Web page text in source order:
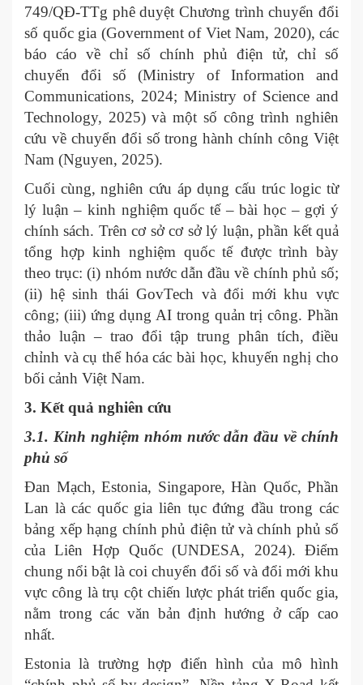
749/QĐ-TTg phê duyệt Chương trình chuyển đổi
số quốc gia (Government of Viet Nam, 2020), các
báo cáo về chỉ số chính phủ điện tử, chỉ số
chuyển đổi số (Ministry of Information and
Communications, 2024; Ministry of Science and
Technology, 2025) và một số công trình nghiên
cứu về chuyển đổi số trong hành chính công Việt
Nam (Nguyen, 2025).
Cuối cùng, nghiên cứu áp dụng cấu trúc logic từ
lý luận – kinh nghiệm quốc tế – bài học – gợi ý
chính sách. Trên cơ sở cơ sở lý luận, phần kết quả
tổng hợp kinh nghiệm quốc tế được trình bày
theo trục: (i) nhóm nước dẫn đầu về chính phủ số;
(ii) hệ sinh thái GovTech và đổi mới khu vực
công; (iii) ứng dụng AI trong quản trị công. Phần
thảo luận – trao đổi tập trung phân tích, điều
chỉnh và cụ thể hóa các bài học, khuyến nghị cho
bối cảnh Việt Nam.
3. Kết quả nghiên cứu
3.1. Kinh nghiệm nhóm nước dẫn đầu về chính
phủ số
Đan Mạch, Estonia, Singapore, Hàn Quốc, Phần
Lan là các quốc gia liên tục đứng đầu trong các
bảng xếp hạng chính phủ điện tử và chính phủ số
của Liên Hợp Quốc (UNDESA, 2024). Điểm
chung nổi bật là coi chuyển đổi số và đổi mới khu
vực công là trụ cột chiến lược phát triển quốc gia,
nằm trong các văn bản định hướng ở cấp cao
nhất.
Estonia là trường hợp điển hình của mô hình